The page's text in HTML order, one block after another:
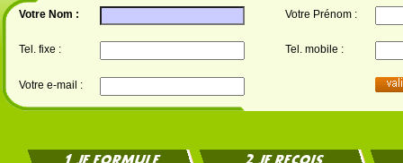
Votre Nom : Votre Prénom :
Tel. fixe : Tel. mobile :
Votre e-mail :